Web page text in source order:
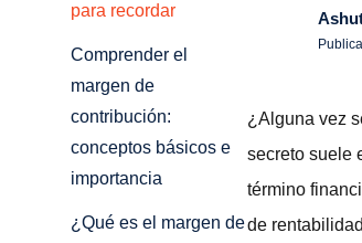
para recordar
Comprender el
margen de
contribución:
conceptos básicos e
importancia
¿Qué es el margen de
¿Alguna vez
secreto suele
término
de